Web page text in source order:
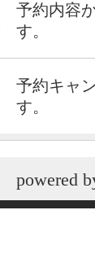
予約内容
す。
予約キャ
す。
powered